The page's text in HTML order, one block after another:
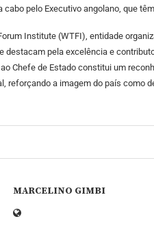
cabo pelo Executivo angolano, que
Institute (WTFI), entidade
destacam pela excelência e
Chefe de Estado constitui um
reforçando a imagem do país como
MARCELINO GIMBI